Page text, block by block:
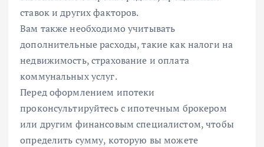
ставок и других факторов.
Вам также необходимо учитывать
дополнительные расходы, такие как налоги на
недвижимость, страхование и оплата
коммунальных услуг.
Перед оформлением ипотеки
проконсультируйтесь с ипотечным брокером
или другим финансовым специалистом, чтобы
определить сумму, которую вы можете